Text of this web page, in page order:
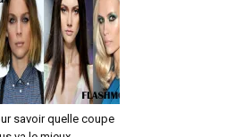
savoir quelle coupe